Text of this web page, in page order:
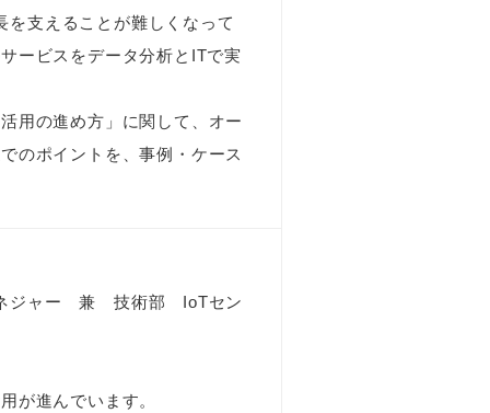
を支えることが難しくなって
ービスをデータ分析とITで実
用の進め方」に関して、オー
のポイントを、事例・ケース
ジャー 兼 技術部 IoTセン
が進んでいます。